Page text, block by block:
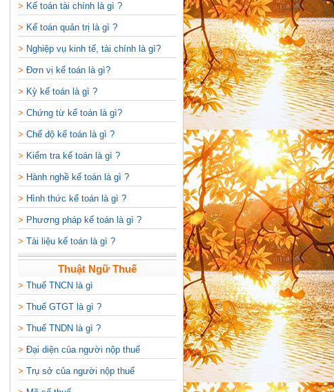
> Kế toán tài chính là gì ?
> Kế toán quản trị là gì ?
> Nghiệp vụ kinh tế, tài chính là gì?
> Đơn vị kế toán là gì?
> Kỳ kế toán là gì ?
> Chứng từ kế toán là gì?
> Chế độ kế toán là gì ?
> Kiểm tra kế toán là gì ?
> Hành nghề kế toán là gì ?
> Hình thức kế toán là gì ?
> Phương pháp kế toán là gì ?
> Tài liệu kế toán là gì ?
Thuật Ngữ Thuế
> Thuế TNCN là gì
> Thuế GTGT là gì ?
> Thuế TNDN là gì ?
> Đại diện của người nộp thuế
> Trụ sở của người nộp thuế